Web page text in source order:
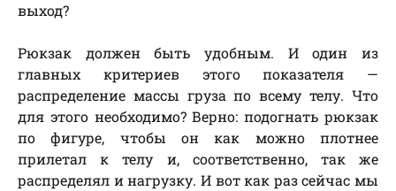
выход?
Рюкзак должен быть удобным. И один из
главных критериев этого показателя —
распределение массы груза по всему телу. Что
для этого необходимо? Верно: подогнать рюкзак
по фигуре, чтобы он как можно плотнее
прилетал к телу и, соответственно, так же
распределял и нагрузку. И вот как раз сейчас мы